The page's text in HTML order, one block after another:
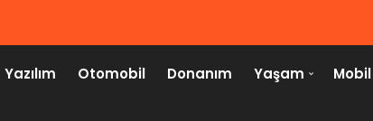
Yazılım Otomobil Donanım Yaşam Mobil